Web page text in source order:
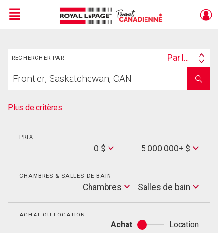
Menu
RECHERCHER PAR
Search
Par lieu
votre
nom
Plus de critères
PRIX
0 $
Max
Price
5 000 000+ $
CHAMBRES & SALLES DE BAIN
Chambres
Salles
de
Salles de bain
ACHAT OU LOCATION
Achat
Achat
Location